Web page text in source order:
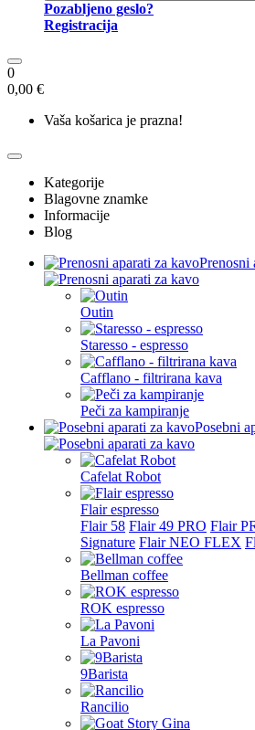
Pozabljeno geslo?
Registracija
0
0,00 €
Vaša košarica je prazna!
Kategorije
Blagovne znamke
Informacije
Blog
Prenosni
Outin
Staresso - espresso
Cafflano - filtrirana kava
Peči za kampiranje
Posebni
Cafelat Robot
Flair espresso
Flair 58 Flair 49 PRO Flair
Signature Flair NEO FLEX
Bellman coffee
ROK espresso
La Pavoni
9Barista
Rancilio